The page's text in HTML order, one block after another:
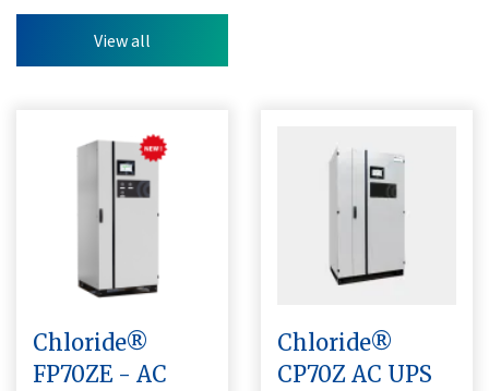
View all
Chloride®
FP70ZE - AC
Chloride®
CP70Z AC UPS